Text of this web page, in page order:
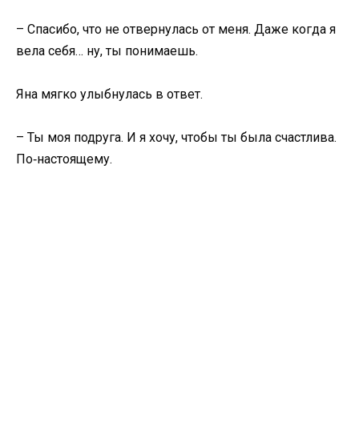
– Спасибо, что не отвернулась от меня. Даже когда я
вела себя… ну, ты понимаешь.
Яна мягко улыбнулась в ответ.
– Ты моя подруга. И я хочу, чтобы ты была счастлива.
По‑настоящему.